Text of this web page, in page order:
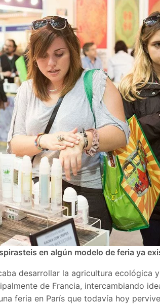
en algún modelo de feria ya
desarrollar la agricultura ecológica
de Francia, intercambiando
feria en París que todavía hoy